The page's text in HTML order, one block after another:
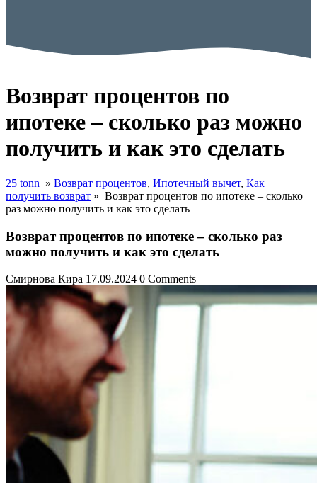
Возврат процентов по
ипотеке – сколько раз можно
получить и как это сделать
25 tonn » Возврат процентов, Ипотечный вычет, Как
получить возврат » Возврат процентов по ипотеке – сколько
раз можно получить и как это сделать
Возврат процентов по ипотеке – сколько раз
можно получить и как это сделать
Смирнова Кира 17.09.2024 0 Comments